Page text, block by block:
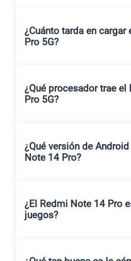
¿Cuánto tarda en
Pro 5G?
¿Qué procesador trae
Pro 5G?
¿Qué versión de
Note 14 Pro?
¿El Redmi Note 14 Pro
juegos?